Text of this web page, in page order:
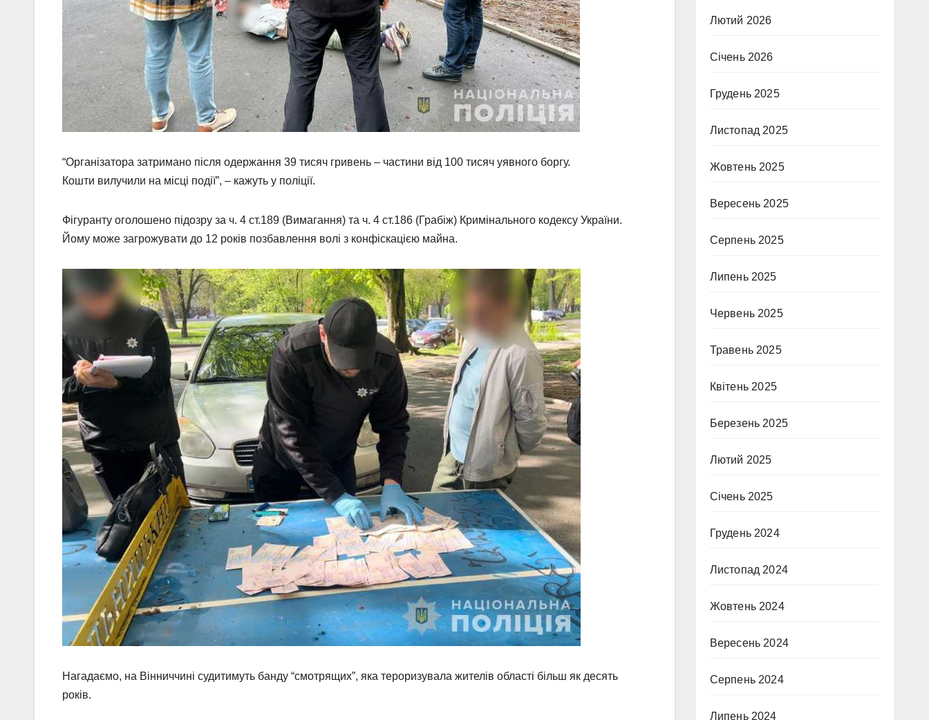
“Організатора затримано після одержання 39 тисяч гривень – частини від 100 тисяч уявного боргу.
Кошти вилучили на місці події”, – кажуть у поліції.
Фігуранту оголошено підозру за ч. 4 ст.189 (Вимагання) та ч. 4 ст.186 (Грабіж) Кримінального кодексу України.
Йому може загрожувати до 12 років позбавлення волі з конфіскацією майна.
Нагадаємо, на Вінниччині судитимуть банду “смотрящих”, яка тероризувала жителів області більш як десять
років.
Лютий 2026
Січень 2026
Грудень 2025
Листопад 2025
Жовтень 2025
Вересень 2025
Серпень 2025
Липень 2025
Червень 2025
Травень 2025
Квітень 2025
Березень 2025
Лютий 2025
Січень 2025
Грудень 2024
Листопад 2024
Жовтень 2024
Вересень 2024
Серпень 2024
Липень 2024